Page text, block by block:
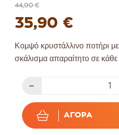
44,90 €
35,90 €
Κομψό κρυστάλλινο ποτήρι
σκάλισμα απαραίτητο σε κάθε
ΑΓΟΡΆ